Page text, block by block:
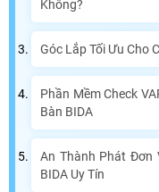
Không?
Góc Lắp Tối Ưu Cho
Phần Mềm Check
Bàn BIDA
An Thành Phát Đơn
BIDA Uy Tín